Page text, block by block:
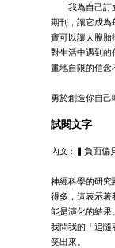
我為自己訂立
期刊，讓它成為
實可以讓人脫胎
對生活中遇到的
畫地自限的信念
勇於創造你自己
試閱文字
內文 : ▍負面偏
神經科學的研究
得多，這表示著
能是演化的結果。
我問我的「追隨
笑出來。